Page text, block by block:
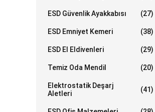
ESD Güvenlik Ayakkabısı (27)
ESD Emniyet Kemeri (38)
ESD El Eldivenleri (29)
Temiz Oda Mendil (20)
Elektrostatik Deşarj
Aletleri
(41)